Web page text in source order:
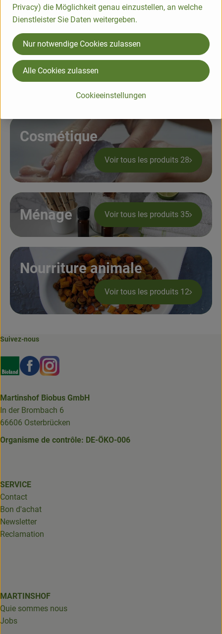
Voir tous les produits 105
Sel & Epices
Voir tous les produits 141
Cosmétique
Voir tous les produits 28
Ménage Voir tous les produits 35
Nourriture animale
Voir tous les produits 12
Suivez-nous
Externer Link zu https://www.bioland.de/verbraucher
Externer Link zu https://www.facebook.com/
Externer Link zu https://www.instagram.com/
Martinshof Biobus GmbH
In der Brombach 6
66606 Osterbrücken
Organisme de contrôle: DE-ÖKO-006
SERVICE
Contact
Bon d'achat
Newsletter
Reclamation
MARTINSHOF
Quie sommes nous
Jobs
Privacy) die Möglichkeit genau einzustellen, an welche
Dienstleister Sie Daten weitergeben.
Cookieeinstellungen
Nur notwendige Cookies zulassen
Alle Cookies zulassen